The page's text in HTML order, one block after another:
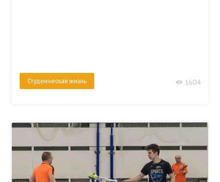
Студенческая жизнь 1604